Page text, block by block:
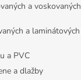
a voskovaných
a laminátových
a PVC
a dlažby